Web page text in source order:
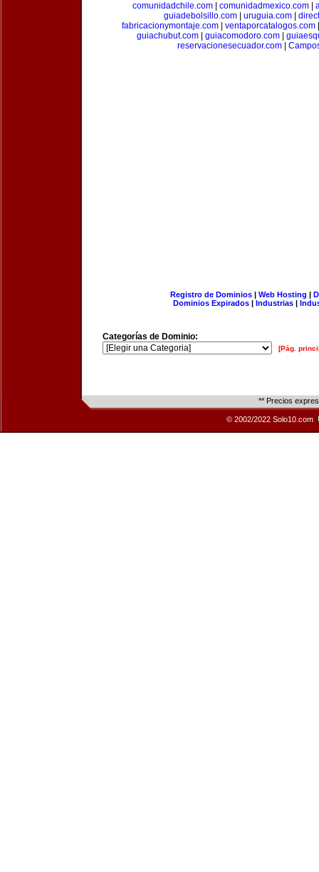
comunidadchile.com
comunidadmexico.com
guiadebolsillo.com| uruguia.com|
fabricacionymontaje.com| ventaporcatalogos.com
guiachubut.com
guiacomodoro.com
reservacionesecuador.com
Registro de Dominios| Web Hosting |
Dominios Expirados | Industrias |
Categorías de Dominio:
[Pág.
** Precios
© 2002/2022 Solo10.com